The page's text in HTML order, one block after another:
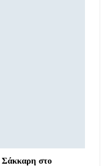
Σάκκαρη στο